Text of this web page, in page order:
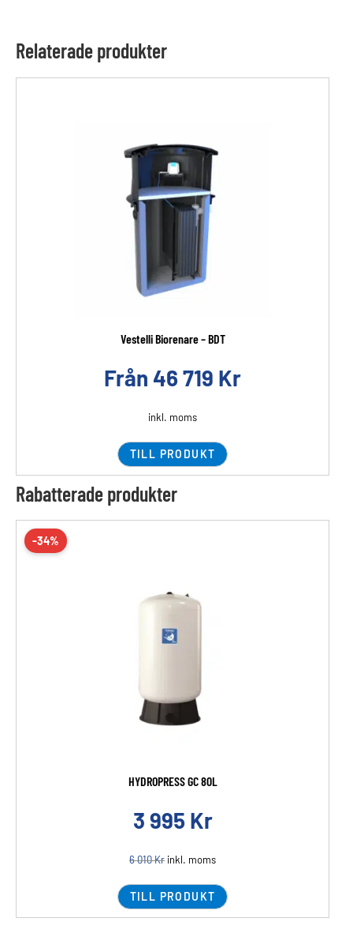
Relaterade produkter
Vestelli Biorenare – BDT
Från 46 719 Kr
inkl. moms
TILL PRODUKT
Rabatterade produkter
-34%
HYDROPRESS GC 80L
3 995 Kr
6 010Kr inkl. moms
TILL PRODUKT